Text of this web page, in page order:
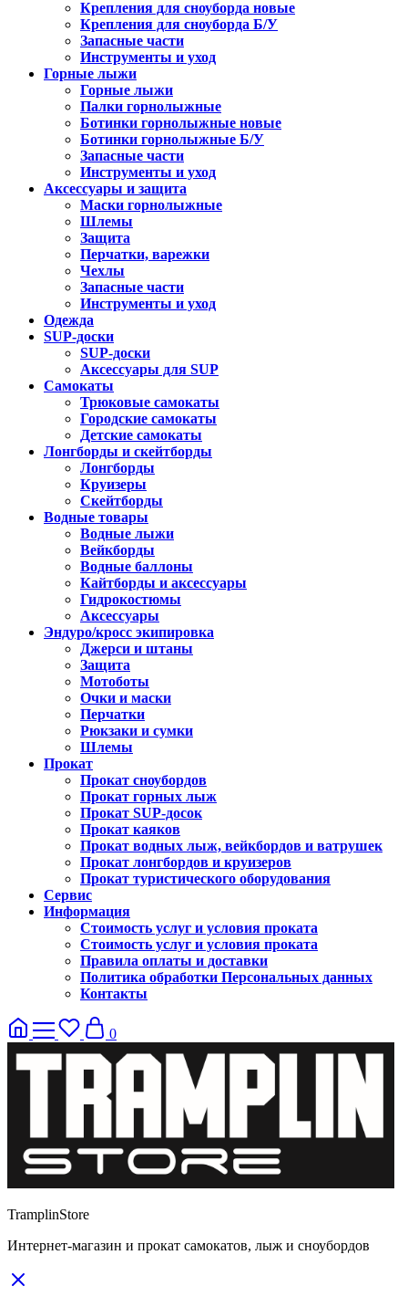
Крепления для сноуборда новые
Крепления для сноуборда Б/У
Запасные части
Инструменты и уход
Горные лыжи
Горные лыжи
Палки горнолыжные
Ботинки горнолыжные новые
Ботинки горнолыжные Б/У
Запасные части
Инструменты и уход
Аксессуары и защита
Маски горнолыжные
Шлемы
Защита
Перчатки, варежки
Чехлы
Запасные части
Инструменты и уход
Одежда
SUP-доски
SUP-доски
Аксессуары для SUP
Самокаты
Трюковые самокаты
Городские самокаты
Детские самокаты
Лонгборды и скейтборды
Лонгборды
Круизеры
Скейтборды
Водные товары
Водные лыжи
Вейкборды
Водные баллоны
Кайтборды и аксессуары
Гидрокостюмы
Аксессуары
Эндуро/кросс экипировка
Джерси и штаны
Защита
Мотоботы
Очки и маски
Перчатки
Рюкзаки и сумки
Шлемы
Прокат
Прокат сноубордов
Прокат горных лыж
Прокат SUP-досок
Прокат каяков
Прокат водных лыж, вейкбордов и ватрушек
Прокат лонгбордов и круизеров
Прокат туристического оборудования
Сервис
Информация
Стоимость услуг и условия проката
Стоимость услуг и условия проката
Правила оплаты и доставки
Политика обработки Персональных данных
Контакты
0
TramplinStore
Интернет-магазин и прокат самокатов, лыж и сноубордов